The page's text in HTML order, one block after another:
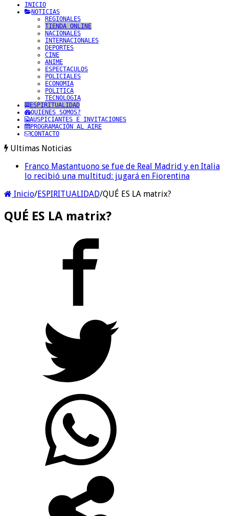
INICIO
NOTICIAS
REGIONALES
TIENDA ONLINE
NACIONALES
INTERNACIONALES
DEPORTES
CINE
ANIME
ESPECTACULOS
POLICIALES
ECONOMIA
POLITICA
TECNOLOGIA
ESPIRITUALIDAD
QUIENES SOMOS?
AUSPICIANTES E INVITACIONES
PROGRAMACIÓN AL AIRE
CONTACTO
Ultimas Noticias
Franco Mastantuono se fue de Real Madrid y en Italia
lo recibió una multitud: jugará en Fiorentina
Franco Colapinto denunció que fue víctima de un
robo en Italia: «Quién hubiera dicho que europeos le
Inicio/ESPIRITUALIDAD/QUÉ ES LA matrix?
QUÉ ES LA matrix?